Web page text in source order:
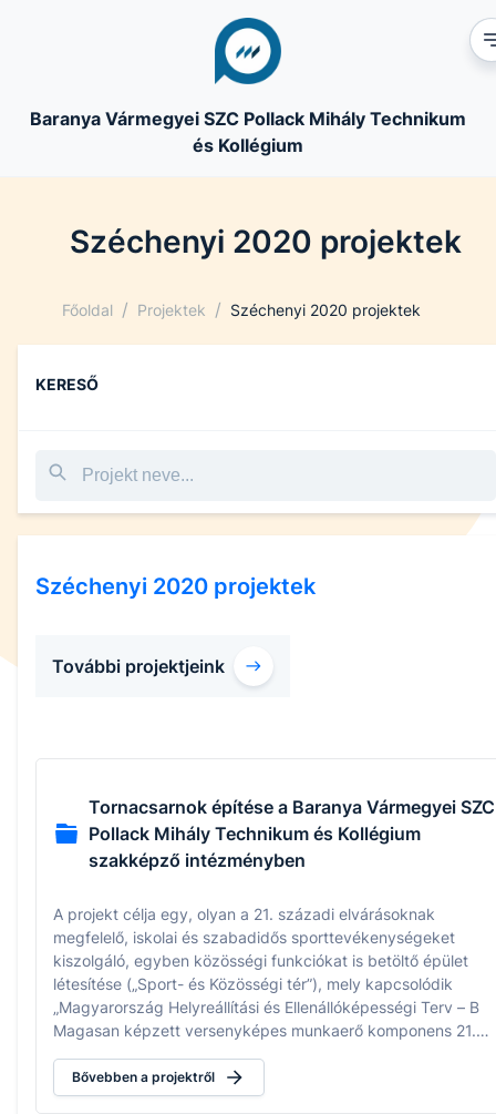
Baranya Vármegyei SZC Pollack Mihály Technikum
és Kollégium
Széchenyi 2020 projektek
Főoldal / Projektek / Széchenyi 2020 projektek
KERESŐ
Széchenyi 2020 projektek
További projektjeink
Tornacsarnok építése a Baranya Vármegyei SZC
Pollack Mihály Technikum és Kollégium
szakképző intézményben
A projekt célja egy, olyan a 21. századi elvárásoknak
megfelelő, iskolai és szabadidős sporttevékenységeket
kiszolgáló, egyben közösségi funkciókat is betöltő épület
létesítése („Sport- és Közösségi tér”), mely kapcsolódik
„Magyarország Helyreállítási és Ellenállóképességi Terv – B
Magasan képzett versenyképes munkaerő komponens 21.
célkitűzéséhez. Kedvezményezett: Baranya Vármegyei
Szakképzési Centrum A szerződött támogatás összege: 1 681
Bővebben a projektről